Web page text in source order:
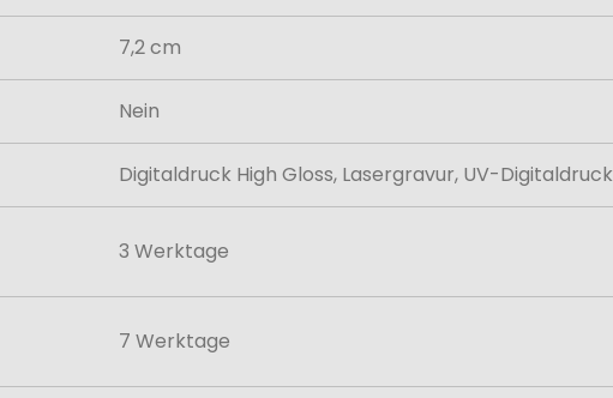
7,2 cm
Nein
Digitaldruck High Gloss, Lasergravur, UV-Digitaldruck
3 Werktage
7 Werktage